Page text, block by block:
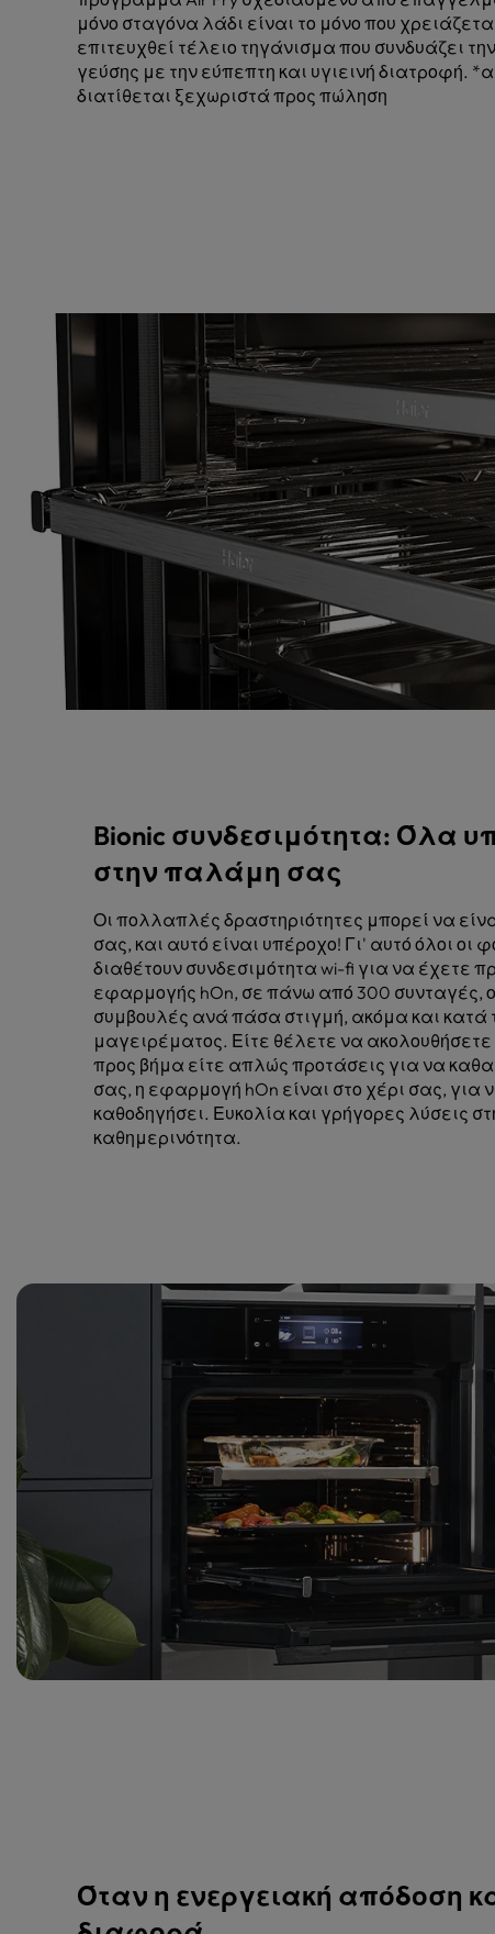
μόνο σταγόνα λάδι είναι το μόνο που
επιτευχθεί τέλειο τηγάνισμα που συνδυάζει
γεύσης με την εύπεπτη και υγιεινή διατροφή.
διατίθεται ξεχωριστά προς πώληση
Bionic συνδεσιμότητα: Όλα
στην παλάμη σας
Οι πολλαπλές δραστηριότητες μπορεί να
σας, και αυτό είναι υπέροχο! Γι' αυτό όλοι οι
διαθέτουν συνδεσιμότητα wi-fi για να έχετε
εφαρμογής hOn, σε πάνω από 300 συνταγές,
συμβουλές ανά πάσα στιγμή, ακόμα και κατά
μαγειρέματος. Είτε θέλετε να
προς βήμα είτε απλώς προτάσεις για να
σας, η εφαρμογή hOn είναι στο χέρι σας, για
καθοδηγήσει. Ευκολία και γρήγορες λύσεις
καθημερινότητα.
Όταν η ενεργειακή απόδοση